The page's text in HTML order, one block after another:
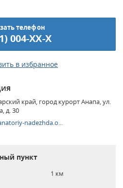
телефон
004-XX-X
в избранное
край, город курорт Анапа, ул.
д. 30
nadezhda.o...
пункт
1 км